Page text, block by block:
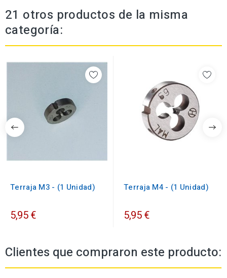
21 otros productos de la misma
categoría:
Terraja M3 - (1 Unidad)
5,95 €
Terraja M4 - (1 Unidad)
5,95 €
Clientes que compraron este producto: